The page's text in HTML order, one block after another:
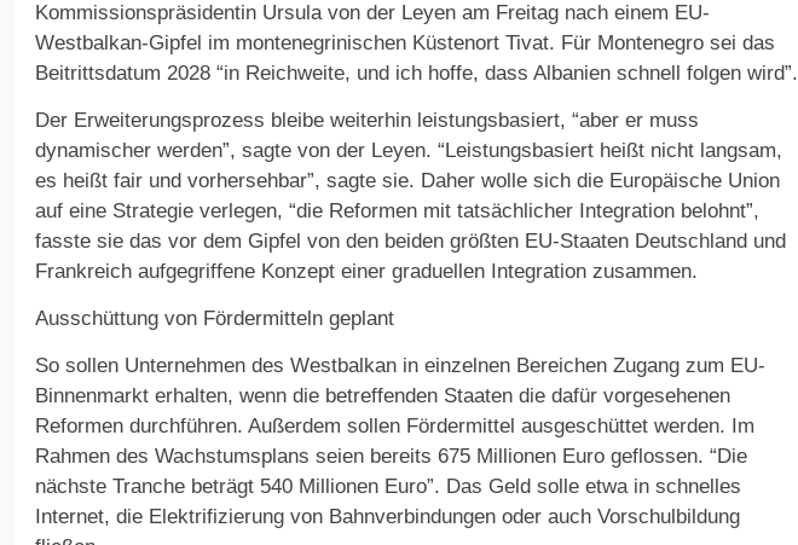
Kommissionspräsidentin Ursula von der Leyen am Freitag nach einem EU-
Westbalkan-Gipfel im montenegrinischen Küstenort Tivat. Für Montenegro sei das
Beitrittsdatum 2028 “in Reichweite, und ich hoffe, dass Albanien schnell folgen wird”.
Der Erweiterungsprozess bleibe weiterhin leistungsbasiert, “aber er muss
dynamischer werden”, sagte von der Leyen. “Leistungsbasiert heißt nicht langsam,
es heißt fair und vorhersehbar”, sagte sie. Daher wolle sich die Europäische Union
auf eine Strategie verlegen, “die Reformen mit tatsächlicher Integration belohnt”,
fasste sie das vor dem Gipfel von den beiden größten EU-Staaten Deutschland und
Frankreich aufgegriffene Konzept einer graduellen Integration zusammen.
Ausschüttung von Fördermitteln geplant
So sollen Unternehmen des Westbalkan in einzelnen Bereichen Zugang zum EU-
Binnenmarkt erhalten, wenn die betreffenden Staaten die dafür vorgesehenen
Reformen durchführen. Außerdem sollen Fördermittel ausgeschüttet werden. Im
Rahmen des Wachstumsplans seien bereits 675 Millionen Euro geflossen. “Die
nächste Tranche beträgt 540 Millionen Euro”. Das Geld solle etwa in schnelles
Internet, die Elektrifizierung von Bahnverbindungen oder auch Vorschulbildung